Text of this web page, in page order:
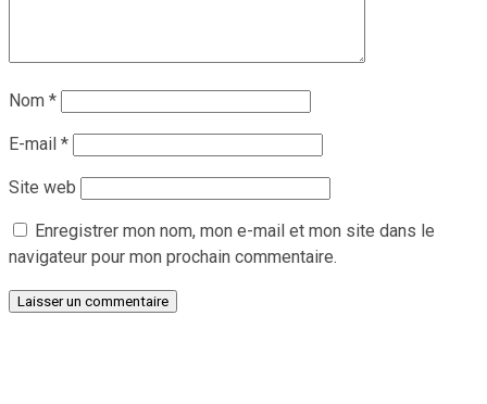
Nom *
E-mail *
Site web
Enregistrer mon nom, mon e-mail et mon site dans le
navigateur pour mon prochain commentaire.